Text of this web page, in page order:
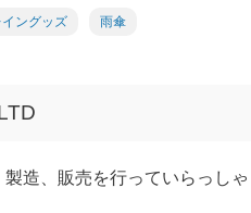
イングッズ 雨傘
造、販売を行っていらっしゃ